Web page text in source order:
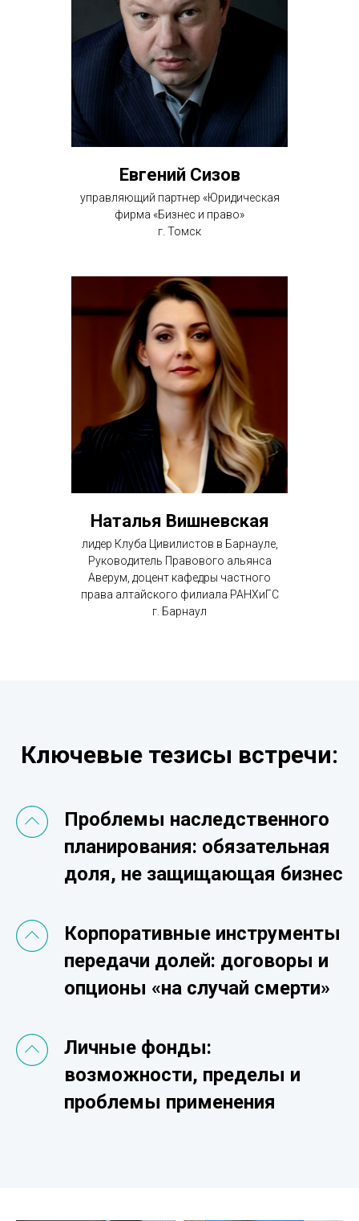
Евгений Сизов
управляющий партнер «Юридическая
фирма «Бизнес и право»
г. Томск
Наталья Вишневская
лидер Клуба Цивилистов в Барнауле,
Руководитель Правового альянса
Аверум, доцент кафедры частного
права алтайского филиала РАНХиГС
г. Барнаул
Ключевые тезисы встречи:
Проблемы наследственного
планирования: обязательная
доля, не защищающая бизнес
Корпоративные инструменты
передачи долей: договоры и
опционы «на случай смерти»
Личные фонды:
возможности, пределы и
проблемы применения